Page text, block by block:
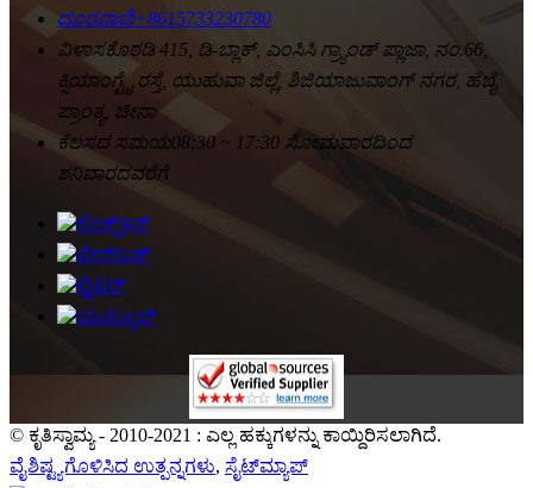
ದೂರವಾಣಿ+8615733230780
ವಿಳಾಸಕೊಠಡಿ 415, ಡಿ-ಬ್ಲಾಕ್, ಎಂಸಿಸಿ ಗ್ರ್ಯಾಂಡ್ ಪ್ಲಾಜಾ, ನಂ.66,
ಕ್ಸಿಯಾಂಗ್ಟೈ ರಸ್ತೆ, ಯುಹುವಾ ಜಿಲ್ಲೆ, ಶಿಜಿಯಾಜುವಾಂಗ್ ನಗರ, ಹೆಬೈ
ಪ್ರಾಂತ್ಯ, ಚೀನಾ
ಕೆಲಸದ ಸಮಯ08:30 ~ 17:30 ಸೋಮವಾರದಿಂದ
ಶನಿವಾರದವರೆಗೆ
© ಕೃತಿಸ್ವಾಮ್ಯ - 2010-2021 : ಎಲ್ಲ ಹಕ್ಕುಗಳನ್ನು ಕಾಯ್ದಿರಿಸಲಾಗಿದೆ.
ವೈಶಿಷ್ಟ್ಯಗೊಳಿಸಿದ ಉತ್ಪನ್ನಗಳು, ಸೈಟ್‌ಮ್ಯಾಪ್